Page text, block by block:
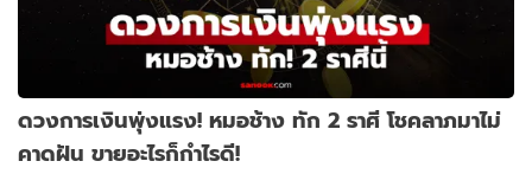
ดวงการเงินพุ่งแรง! หมอช้าง ทัก 2 ราศี โชคลาภมาไม่
คาดฝัน ขายอะไรก็กำไรดี!